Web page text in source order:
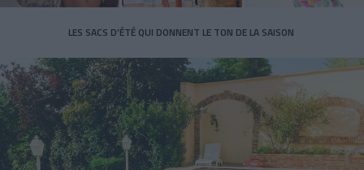
LES SACS D’ÉTÉ QUI DONNENT LE TON DE LA SAISON